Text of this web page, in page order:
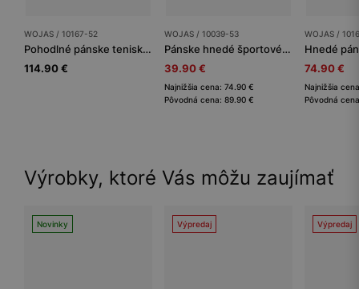
WOJAS / 10167-52
Pohodlné pánske tenisky Wojas. Elegancia a štýl
114.90 €
WOJAS / 10039-53
Pánske hnedé športové botasky na každú príležitosť
39.90 €
Najnižšia cena: 74.90 €
Pôvodná cena: 89.90 €
WOJAS /
74.90 €
Najnižšia
Pôvodná
Výrobky, ktoré Vás môžu zaujímať
Novinky Výpredaj Výpredaj